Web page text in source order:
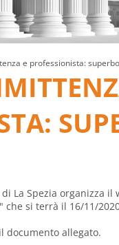
e professionista:
La Spezia organizza il
che si terrà il 16/11/
documento allegato.